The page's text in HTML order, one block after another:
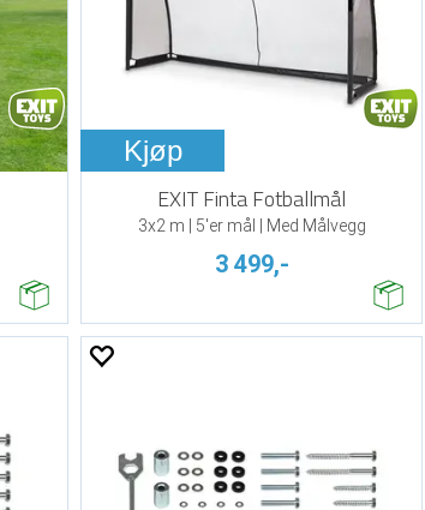
Kjøp
EXIT Finta Fotballmål
3x2 m | 5'er mål | Med Målvegg
3 499,-